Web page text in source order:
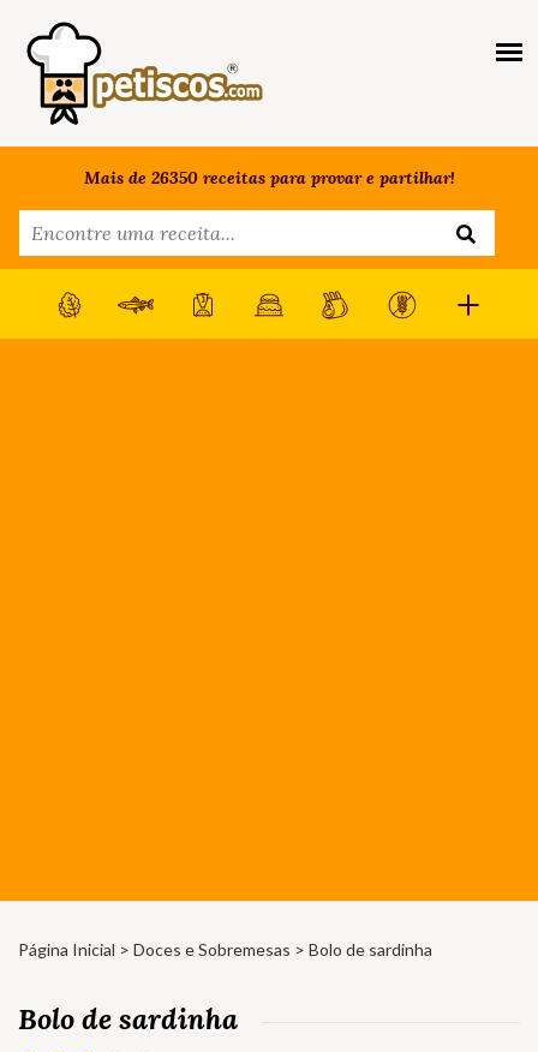
Mais de 26350 receitas para provar e partilhar!
Página Inicial > Doces e Sobremesas > Bolo de sardinha
Bolo de sardinha